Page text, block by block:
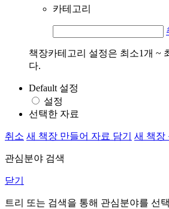
카테고리
책장카테고리 설정은 최소1개 ~
다.
Default 설정
설정
선택한 자료
취소 새 책장 만들어 자료 담기 새 책장
관심분야 검색
닫기
트리 또는 검색을 통해 관심분야를 선